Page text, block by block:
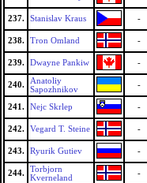
237. Stanislav Kraus -
238. Tron Omland -
239. Dwayne Pankiw -
240.
Anatoliy
Sapozhnikov
-
241. Nejc Skrlep -
242. Vegard T. Steine -
243. Ryurik Gutiev -
244.
Torbjorn
Kverneland
-